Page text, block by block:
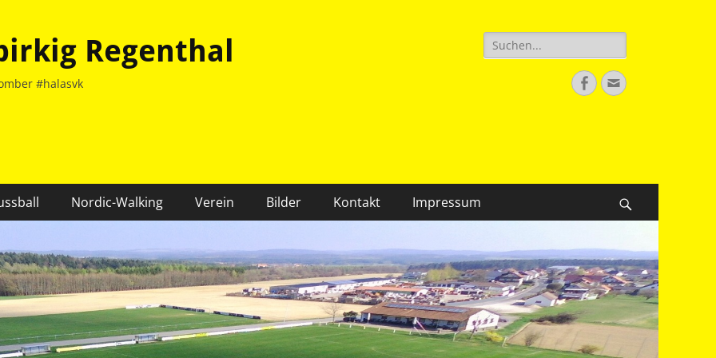
Regenthal
#halasvk
Suche
nach:
Facebook
E-
Mail
Nordic-Walking Verein Bilder Kontakt Impressum